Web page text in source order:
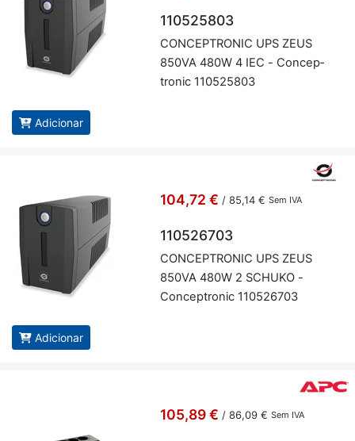
110525803
CON­CEP­TRONIC UPS ZEUS
850VA 480W 4 IEC - Con­cep­
tronic 110525803
Adicionar
104,72 € / 85,14 € Sem IVA
110526703
CON­CEP­TRONIC UPS ZEUS
850VA 480W 2 SCHUKO -
Con­cep­tronic 110526703
Adicionar
105,89 € / 86,09 € Sem IVA